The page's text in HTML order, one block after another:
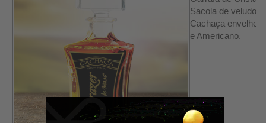
Sacola de veludo
Cachaça
e Americano.